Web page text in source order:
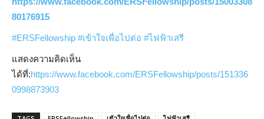
80176915
#ERSFellowship #เข้าใจเพื่อไปต่อ #ไฟฟ้าเสรี
แสดงความคิดเห็น
ได้ที่:https://www.facebook.com/ERSFellowship/posts/151336
0998873903